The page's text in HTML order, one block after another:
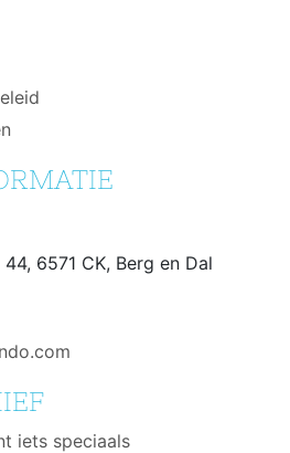
6571 CK, Berg en Dal
iets speciaals